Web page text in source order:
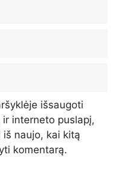
išsaugoti
interneto puslapį,
naujo, kai kitą
komentarą.